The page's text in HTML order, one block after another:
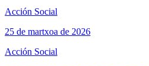
Acción Social
25 de martxoa de 2026
Acción Social